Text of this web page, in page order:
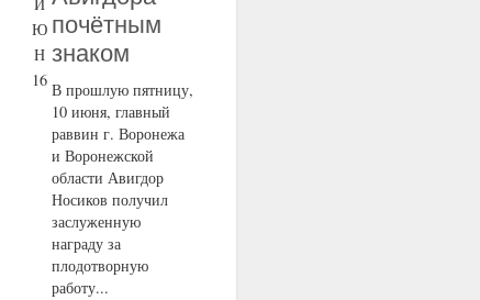
Ю
Н
16
почётным
знаком
В прошлую пятницу,
10 июня, главный
раввин г. Воронежа
и Воронежской
области Авигдор
Носиков получил
заслуженную
награду за
плодотворную
работу...